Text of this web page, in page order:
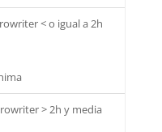
< o igual a 2h
> 2h y media